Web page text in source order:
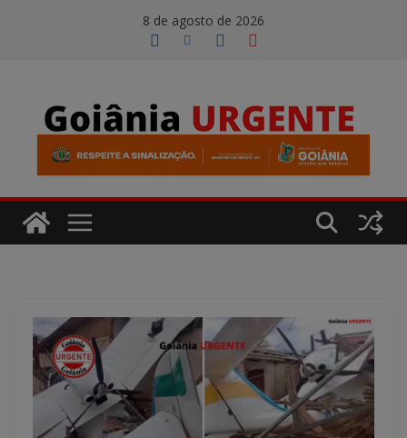
8 de agosto de 2026
modal-check